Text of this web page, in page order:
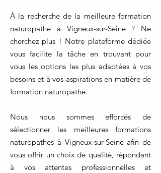
À la recherche de la meilleure formation
naturopathe à Vigneux-sur-Seine ? Ne
cherchez plus ! Notre plateforme dédiée
vous facilite la tâche en trouvant pour
vous les options les plus adaptées à vos
besoins et à vos aspirations en matière de
formation naturopathe.
Nous nous sommes efforcés de
sélectionner les meilleures formations
naturopathes à Vigneux-sur-Seine afin de
vous offrir un choix de qualité, répondant
à vos attentes professionnelles et